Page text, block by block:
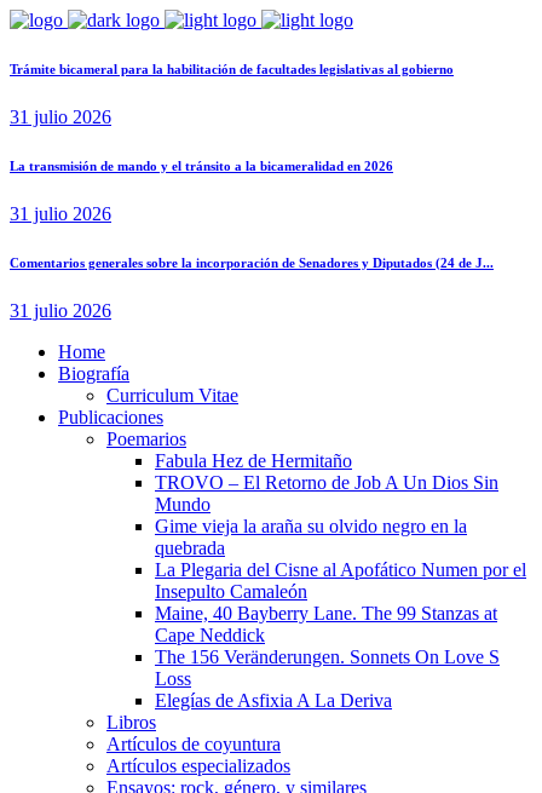
Trámite bicameral para la habilitación de facultades legislativas al gobierno
31 julio 2026
La transmisión de mando y el tránsito a la bicameralidad en 2026
31 julio 2026
Comentarios generales sobre la incorporación de Senadores y Diputados (24 de J...
31 julio 2026
Home
Biografía
Curriculum Vitae​
Publicaciones
Poemarios
Fabula Hez de Hermitaño
TROVO – El Retorno de Job A Un Dios Sin
Mundo
Gime vieja la araña su olvido negro en la
quebrada
La Plegaria del Cisne al Apofático Numen por el
Insepulto Camaleón
Maine, 40 Bayberry Lane. The 99 Stanzas at
Cape Neddick
The 156 Veränderungen. Sonnets On Love S
Loss
Elegías de Asfixia A La Deriva
Libros
Artículos de coyuntura
Artículos especializados
Ensayos: rock, género, y similares